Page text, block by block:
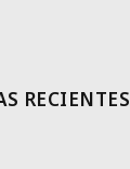
RECIENTES